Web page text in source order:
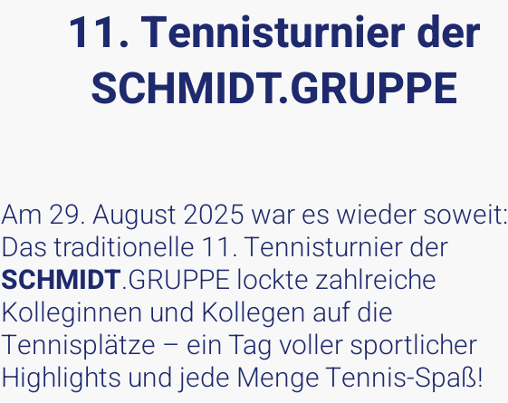
11. Tennisturnier der
SCHMIDT.GRUPPE
Am 29. August 2025 war es wieder soweit:
Das traditionelle 11. Tennisturnier der
SCHMIDT.GRUPPE lockte zahlreiche
Kolleginnen und Kollegen auf die
Tennisplätze – ein Tag voller sportlicher
Highlights und jede Menge Tennis-Spaß!